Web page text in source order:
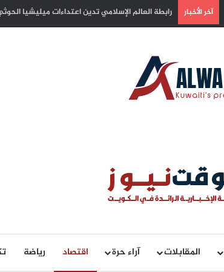
آخر الأخبار سمو أمير البلاد يهنئ رئيس كوت ديفوار بذكرى
المقابلات آراء حرة اقتصاد رياضة